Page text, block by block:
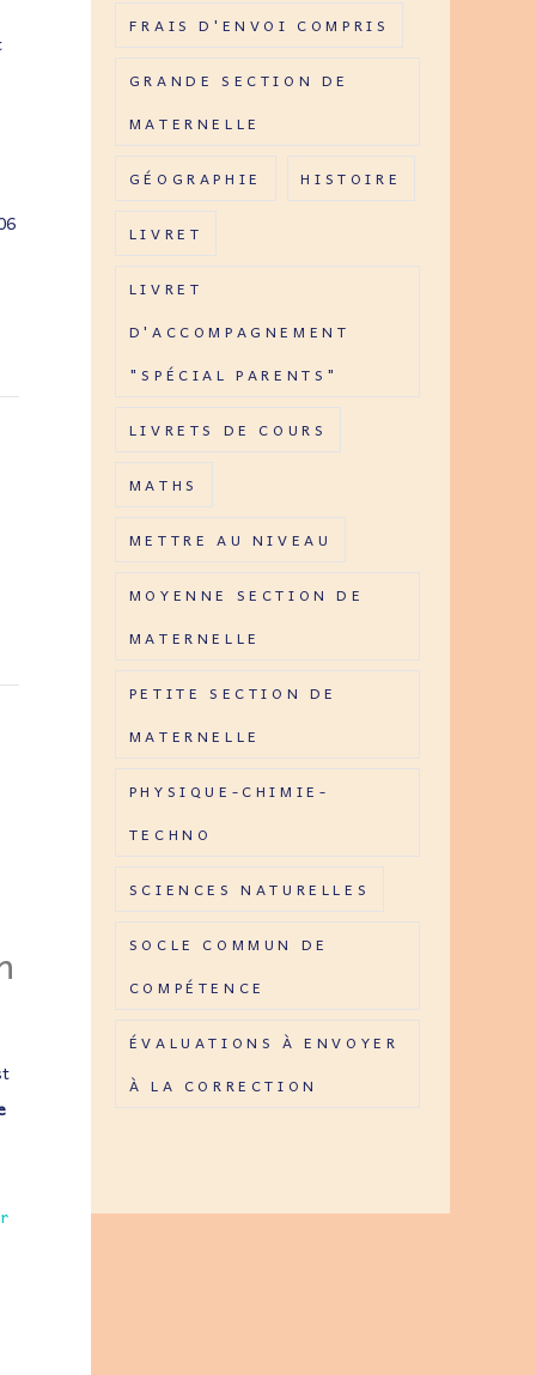
FRAIS D'ENVOI COMPRIS
GRANDE SECTION DE
MATERNELLE
GÉOGRAPHIE HISTOIRE
LIVRET
LIVRET
D'ACCOMPAGNEMENT
"SPÉCIAL PARENTS"
LIVRETS DE COURS
MATHS
METTRE AU NIVEAU
MOYENNE SECTION DE
MATERNELLE
PETITE SECTION DE
MATERNELLE
PHYSIQUE-CHIMIE-
TECHNO
SCIENCES NATURELLES
SOCLE COMMUN DE
COMPÉTENCE
ÉVALUATIONS À ENVOYER
À LA CORRECTION